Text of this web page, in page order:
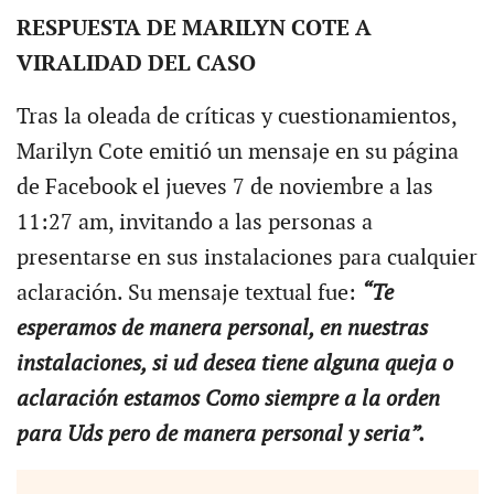
RESPUESTA DE MARILYN COTE A
VIRALIDAD DEL CASO
Tras la oleada de críticas y cuestionamientos,
Marilyn Cote emitió un mensaje en su página
de Facebook el jueves 7 de noviembre a las
11:27 am, invitando a las personas a
presentarse en sus instalaciones para cualquier
aclaración. Su mensaje textual fue: “Te
esperamos de manera personal, en nuestras
instalaciones, si ud desea tiene alguna queja o
aclaración estamos Como siempre a la orden
para Uds pero de manera personal y seria”.